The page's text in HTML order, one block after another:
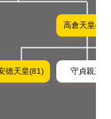
高倉天皇(80)
徳天皇(81) 守貞親王